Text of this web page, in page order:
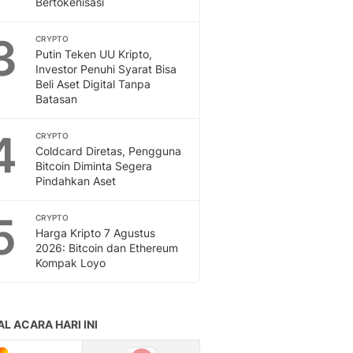
CRYPTO
Putin Teken UU Kripto,
Investor Penuhi Syarat Bisa
Beli Aset Digital Tanpa
Batasan
CRYPTO
Coldcard Diretas, Pengguna
Bitcoin Diminta Segera
Pindahkan Aset
CRYPTO
Harga Kripto 7 Agustus
2026: Bitcoin dan Ethereum
Kompak Loyo